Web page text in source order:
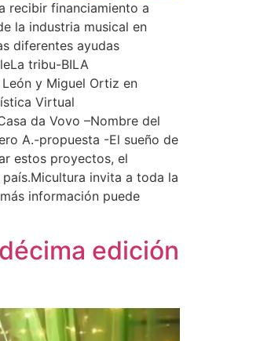
recibir financiamiento a
la industria musical en
diferentes ayudas
tribu-BILA
y Miguel Ortiz en
Virtual
da Vovo –Nombre del
A.-propuesta -El sueño de
estos proyectos, el
invita a toda la
información puede
edición